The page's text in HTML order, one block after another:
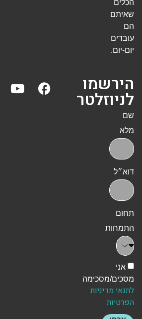
הכלים
שאיתם
הם
עובדים
יום-יום.
הירשמו
לניוזלטר
שם
מלא
דוא״ל
תחום
התמחות
אני
מסכים/מסכימה
לתנאי מדיניות
הפרטיות